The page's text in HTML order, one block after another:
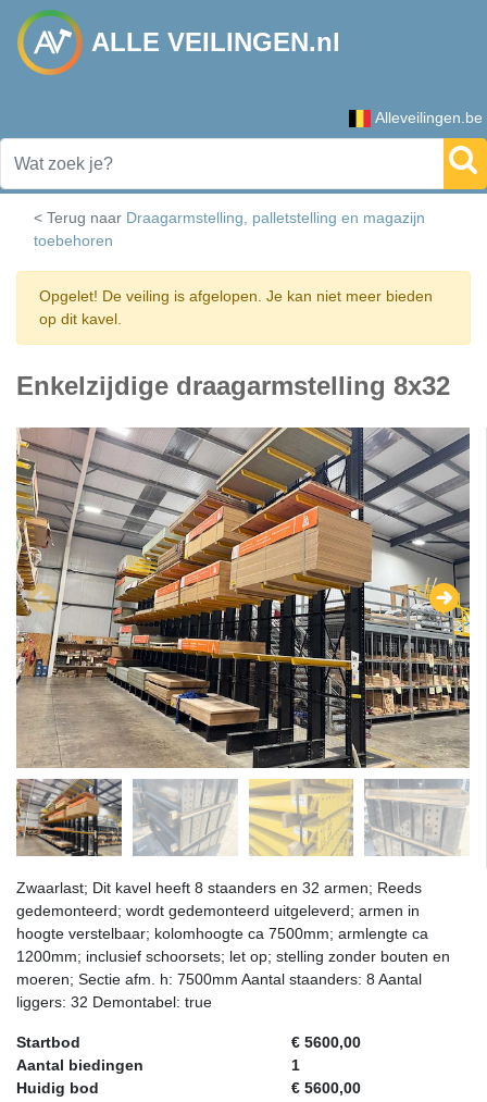
ALLE VEILINGEN.nl
Alleveilingen.be
< Terug naar Draagarmstelling, palletstelling en magazijn
toebehoren
Opgelet! De veiling is afgelopen. Je kan niet meer bieden
op dit kavel.
Enkelzijdige draagarmstelling 8x32
Zwaarlast; Dit kavel heeft 8 staanders en 32 armen; Reeds
gedemonteerd; wordt gedemonteerd uitgeleverd; armen in
hoogte verstelbaar; kolomhoogte ca 7500mm; armlengte ca
1200mm; inclusief schoorsets; let op; stelling zonder bouten en
moeren; Sectie afm. h: 7500mm Aantal staanders: 8 Aantal
liggers: 32 Demontabel: true
Startbod
€ 5600,00
Aantal biedingen
1
Huidig bod
€ 5600,00